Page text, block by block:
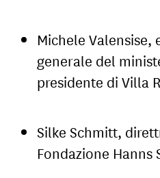
Michele Valensise,
generale del
presidente di Villa
Silke Schmitt,
Fondazione Hanns